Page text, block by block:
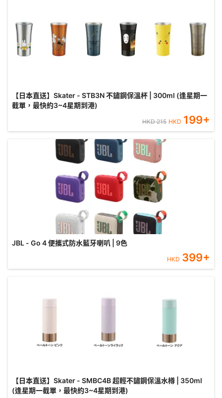
【日本直送】Skater - STB3N 不鏽鋼保溫杯 | 300ml (逢星期一
截單，最快約3~4星期到港)
HKD215 HKD 199+
JBL - Go 4 便攜式防水藍牙喇叭 | 9色
HKD 399+
【日本直送】Skater - SMBC4B 超輕不鏽鋼保溫水樽 | 350ml
(逢星期一截單，最快約3~4星期到港)